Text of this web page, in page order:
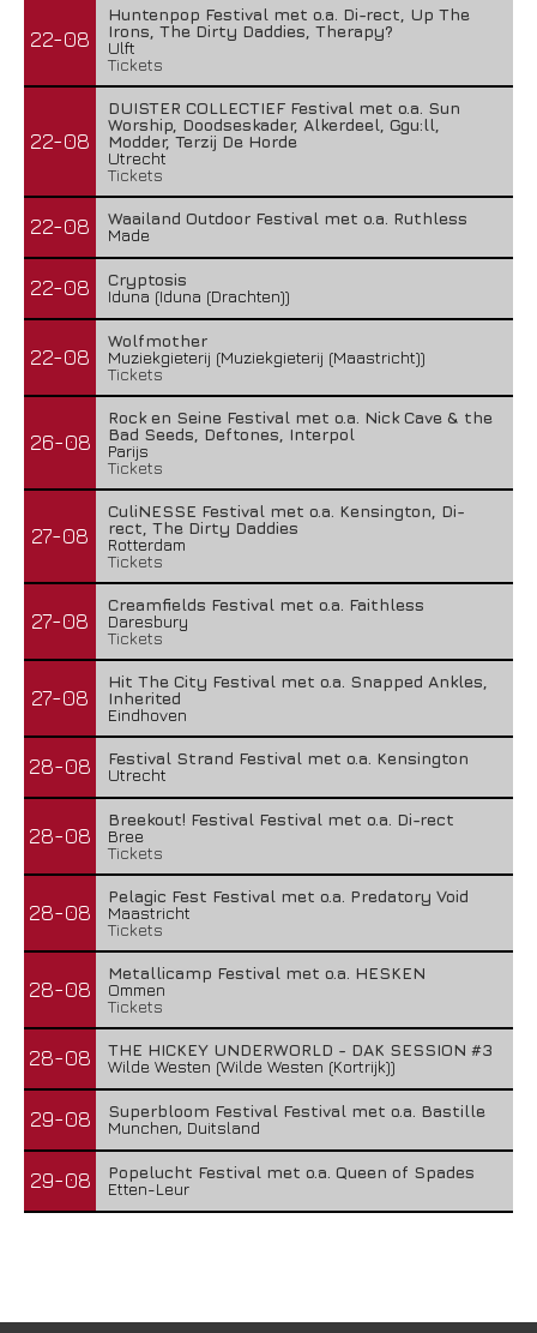
22-08
Huntenpop Festival met o.a. Di-rect, Up The
Irons, The Dirty Daddies, Therapy?
Ulft
Tickets
22-08
DUISTER COLLECTIEF Festival met o.a. Sun
Worship, Doodseskader, Alkerdeel, Ggu:ll,
Modder, Terzij De Horde
Utrecht
Tickets
22-08
Waailand Outdoor Festival met o.a. Ruthless
Made
22-08
Cryptosis
Iduna (Iduna (Drachten))
22-08
Wolfmother
Muziekgieterij (Muziekgieterij (Maastricht))
Tickets
26-08
Rock en Seine Festival met o.a. Nick Cave & the
Bad Seeds, Deftones, Interpol
Parijs
Tickets
27-08
CuliNESSE Festival met o.a. Kensington, Di-
rect, The Dirty Daddies
Rotterdam
Tickets
27-08
Creamfields Festival met o.a. Faithless
Daresbury
Tickets
27-08
Hit The City Festival met o.a. Snapped Ankles,
Inherited
Eindhoven
28-08
Festival Strand Festival met o.a. Kensington
Utrecht
28-08
Breekout! Festival Festival met o.a. Di-rect
Bree
Tickets
28-08
Pelagic Fest Festival met o.a. Predatory Void
Maastricht
Tickets
28-08
Metallicamp Festival met o.a. HESKEN
Ommen
Tickets
28-08
THE HICKEY UNDERWORLD - DAK SESSION #3
Wilde Westen (Wilde Westen (Kortrijk))
29-08
Superbloom Festival Festival met o.a. Bastille
Munchen, Duitsland
29-08
Popelucht Festival met o.a. Queen of Spades
Etten-Leur